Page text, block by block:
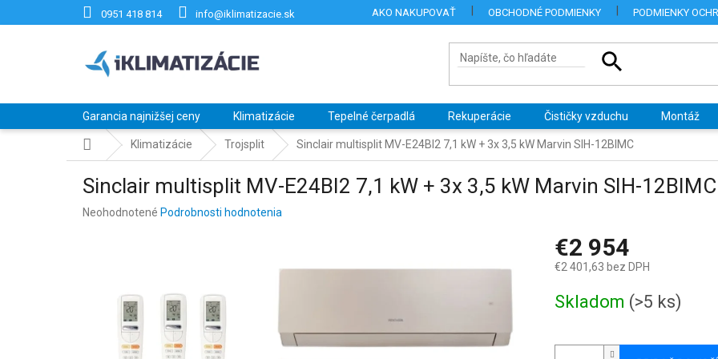
0951 418 814 info@iklimatizacie.sk AKO NAKUPOVAŤ OBCHODNÉ PODMIENKY PODMIENKY
Garancia najnižšej ceny Klimatizácie Tepelné čerpadlá Rekuperácie Čističky vzduchu Montáž
DomovKlimatizácie Trojsplit Sinclair multisplit MV-E24BI2 7,1 kW + 3x 3,5 kW Marvin SIH-12BIMC
Sinclair multisplit MV-E24BI2 7,1 kW + 3x 3,5 kW Marvin SIH-12BIMC
Priemerné
hviezdičiek.
Neohodnotené Podrobnosti hodnotenia
€2 954
€2 401,63 bez DPH
cena:
Skladom (>5 ks)